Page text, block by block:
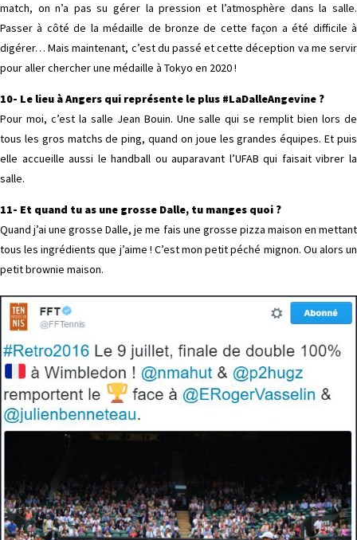
match, on n’a pas su gérer la pression et l’atmosphère dans la salle.
Passer à côté de la médaille de bronze de cette façon a été difficile à
digérer… Mais maintenant, c’est du passé et cette déception va me servir
pour aller chercher une médaille à Tokyo en 2020 !
10- Le lieu à Angers qui représente le plus #LaDalleAngevine ?
Pour moi, c’est la salle Jean Bouin. Une salle qui se remplit bien lors de
tous les gros matchs de ping, quand on joue les grandes équipes. Et puis
elle accueille aussi le handball ou auparavant l’UFAB qui faisait vibrer la
salle.
11- Et quand tu as une grosse Dalle, tu manges quoi ?
Quand j’ai une grosse Dalle, je me fais une grosse pizza maison en mettant
tous les ingrédients que j’aime ! C’est mon petit péché mignon. Ou alors un
petit brownie maison.